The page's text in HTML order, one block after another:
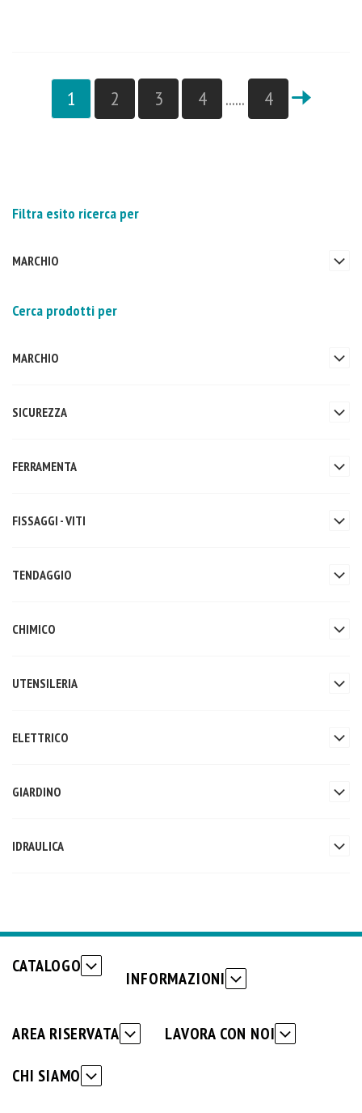
1 2 3 4 ...... 4
Filtra esito ricerca per
MARCHIO
Cerca prodotti per
MARCHIO
SICUREZZA
FERRAMENTA
FISSAGGI - VITI
TENDAGGIO
CHIMICO
UTENSILERIA
ELETTRICO
GIARDINO
IDRAULICA
CHI SIAMO
CATALOGO
INFORMAZIONI
AREA RISERVATA LAVORA CON NOI